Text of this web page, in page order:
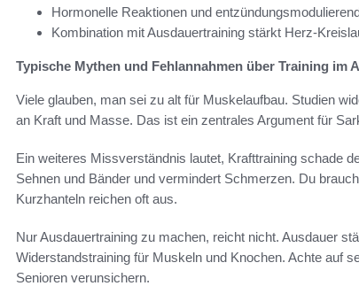
Hormonelle Reaktionen und
Kombination mit Ausdauertraining stärkt Herz-
Typische Mythen und Fehlannahmen über Training im
Viele glauben, man sei zu alt für Muskelaufbau. Studien
an Kraft und Masse. Das ist ein zentrales Argument für
Ein weiteres Missverständnis lautet, Krafttraining schade
Sehnen und Bänder und vermindert Schmerzen. Du
Kurzhanteln reichen oft aus.
Nur Ausdauertraining zu machen, reicht nicht. Ausdauer
Widerstandstraining für Muskeln und Knochen. Achte auf
Senioren verunsichern.